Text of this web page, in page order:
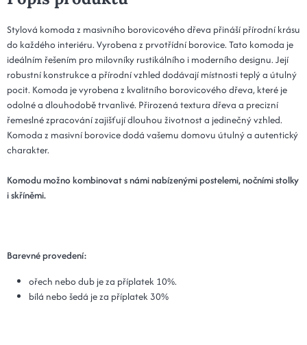
Stylová komoda z masivního borovicového dřeva přináší přírodní krásu
do každého interiéru. Vyrobena z prvotřídní borovice. Tato komoda je
ideálním řešením pro milovníky rustikálního i moderního designu. Její
robustní konstrukce a přírodní vzhled dodávají místnosti teplý a útulný
pocit. Komoda je vyrobena z kvalitního borovicového dřeva, které je
odolné a dlouhodobě trvanlivé. Přirozená textura dřeva a precizní
řemeslné zpracování zajišťují dlouhou životnost a jedinečný vzhled.
Komoda z masivní borovice dodá vašemu domovu útulný a autentický
charakter.
Komodu možno kombinovat s námi nabízenými postelemi, nočními stolky
i skříněmi.
Barevné provedení:
ořech nebo dub je za příplatek 10%.
bílá nebo šedá je za příplatek 30%